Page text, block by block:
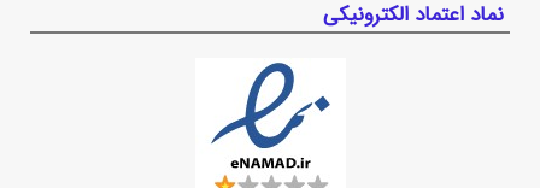
نماد اعتماد الکترونیکی